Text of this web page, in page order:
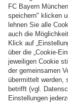
Basketball Frauen